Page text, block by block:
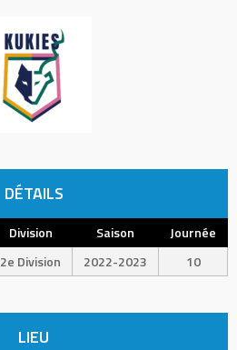
DÉTAILS
Division Saison
Journée
2e Division 2022-2023 10
LIEU